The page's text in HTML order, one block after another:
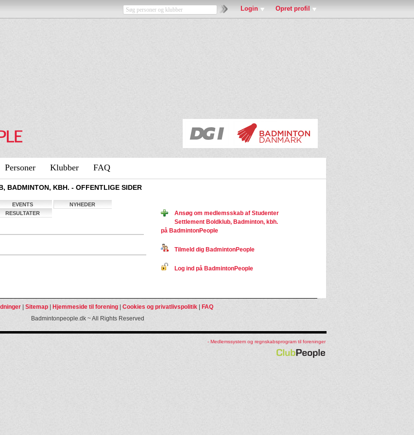
Login Opret profil
Personer Klubber FAQ
BADMINTON, KBH. - OFFENTLIGE SIDER
EVENTS
NYHEDER
RESULTATER
Ansøg om medlemsskab af Studenter
Settlement Boldklub, Badminton, kbh.
på BadmintonPeople
Tilmeld dig BadmintonPeople
Log ind på BadmintonPeople
Sitemap Hjemmeside til forening Cookies og privatlivspolitik
FAQ
Badmintonpeople.dk ~ All Rights Reserved
- Medlemssystem og regnskabsprogram til foreninger